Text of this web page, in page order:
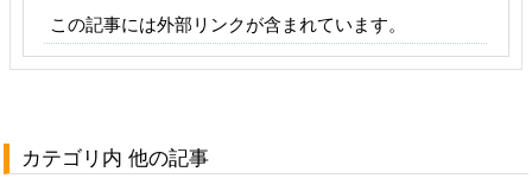
この記事には外部リンクが含まれています。
カテゴリ内 他の記事